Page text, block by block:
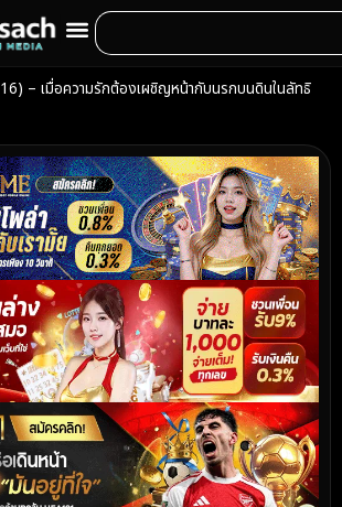
– เมื่อความรักต้องเผชิญหน้ากับนรกบนดินในลัทธิ